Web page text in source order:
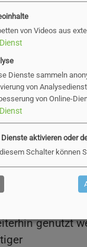
vom 12.-20.
durchgeführt.
19. März,
mit
und es
sowie
Termine
genutzt
von Videos aus
Dienst
Dienste sammeln
von
von Online-
Dienst
Dienste aktivieren oder
Schalter können